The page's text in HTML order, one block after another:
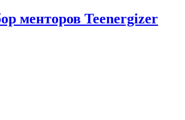
менторов Teenergizer